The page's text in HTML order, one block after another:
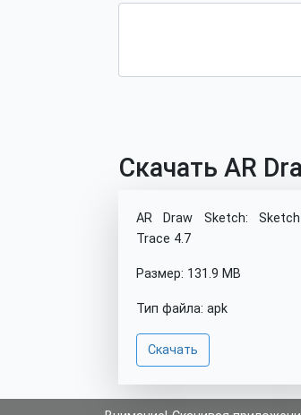
Скачать AR
AR Draw Sketch:
Trace 4.7
Размер: 131.9 MB
Тип файла: apk
Скачать